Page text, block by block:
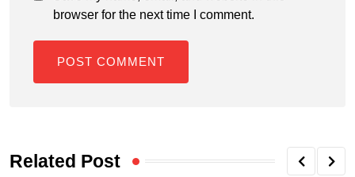
browser for the next time I comment.
Related Post